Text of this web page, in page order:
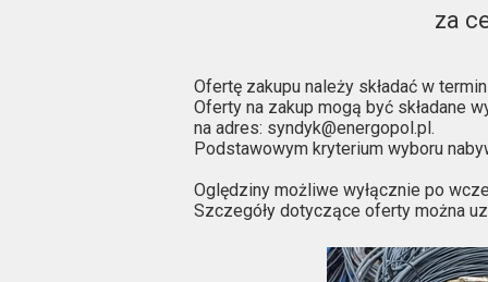
za
Ofertę zakupu należy składać w
Oferty na zakup mogą być składane
na adres: syndyk@energopol.pl.
Podstawowym kryterium wyboru
Oględziny możliwe wyłącznie po
Szczegóły dotyczące oferty można